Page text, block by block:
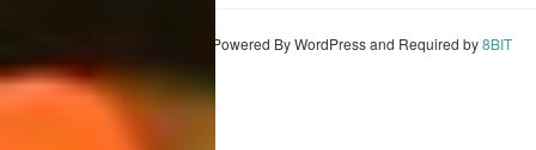
Powered By WordPress and Required by8BIT